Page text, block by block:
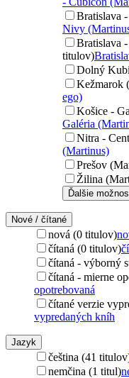
Bratislava
Nivy
Bratislava
titulov)
Dolný
Kežmarok
ego)
Košice -
Galéria
Nitra -
(Martinus)
Prešov
Žilina
Ďalšie
Nové / čítané
nová (0 titulov)
čítaná (0 titulov)
čítaná - výborný
čítaná - mierne
opotrebovaná
čítané verzie
vypredaných kníh
Jazyk
čeština (41
nemčina (1 titul)